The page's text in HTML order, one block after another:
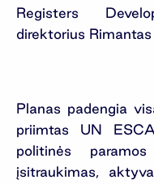
Registers
direktorius
Planas padengia
priimtas UN
politinės
įsitraukimas,